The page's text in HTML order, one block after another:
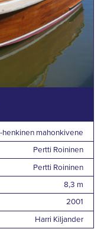
henkinen mahonkivene
Pertti Roininen
Pertti Roininen
8,3 m
2001
Harri Kiljander